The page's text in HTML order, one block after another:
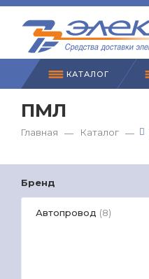
КАТАЛОГ
ПМЛ
Главная — Каталог —
Бренд
Автопровод (8)